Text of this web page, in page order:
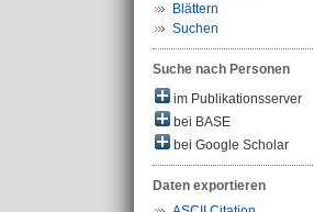
Blättern
Suchen
Suche nach Personen
im Publikationsserver
bei BASE
bei Google Scholar
Daten exportieren